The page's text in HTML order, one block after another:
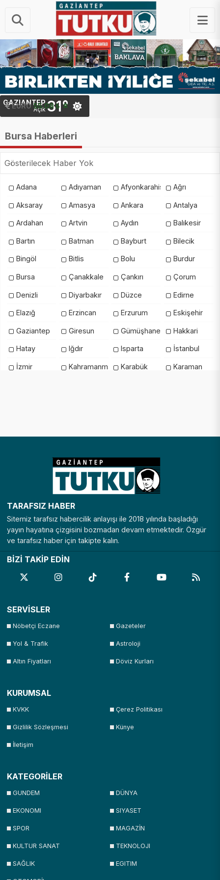
EURO 55.08 ₺
GAZIANTEP
Açık31°
Bursa Haberleri
Gösterilecek Haber Yok
Adana Adıyaman Afyonkarahisar Ağrı
Aksaray Amasya Ankara Antalya
Ardahan Artvin Aydın Balıkesir
Bartın Batman Bayburt Bilecik
Bingöl Bitlis Bolu Burdur
Bursa Çanakkale Çankırı Çorum
Denizli Diyarbakır Düzce Edirne
Elazığ Erzincan Erzurum Eskişehir
Gaziantep Giresun Gümüşhane Hakkari
Hatay Iğdır Isparta İstanbul
İzmir KahramanmaraşKarabük Karaman
Mardin Mersin Muğla Muş
Niğde Ordu
Sakarya Samsun
Sinop Şırnak
Tekirdağ Tokat
Uşak Van Yalova Yozgat
TARAFSIZ HABER
Sitemiz tarafsız habercilik anlayışı ile 2018 yılında başladığı
yayın hayatına çizgisini bozmadan devam etmektedir. Özgür
ve tarafsız haber için takipte kalın.
BİZİ TAKİP EDİN
SERVİSLER
Nöbetçi Eczane Gazeteler
Yol & Trafik Astroloji
Altın Fiyatları Döviz Kurları
KURUMSAL
KVKK Çerez Politikası
Gizlilik Sözleşmesi Künye
İletişim
KATEGORİLER
GUNDEM DÜNYA
EKONOMI SIYASET
SPOR MAGAZİN
KULTUR SANAT TEKNOLOJI
SAĞLIK EGITIM